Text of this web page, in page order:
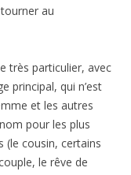
au
très particulier, avec
principal, qui n’est
et les autres
pour les plus
(le cousin, certains
le rêve de